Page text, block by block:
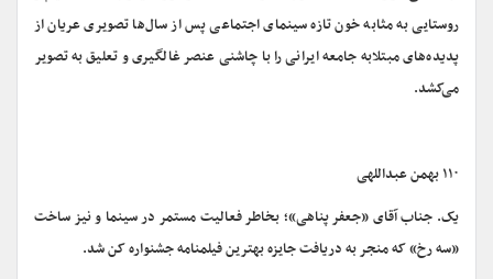
روستایی به مثابه خون تازه سینمای اجتماعی پس از سال‌ها تصویری عریان از
پدیده‌های مبتلابه جامعه ایرانی را با چاشنی عنصر غالگیری و تعلیق به تصویر
می‌کشد.
۱۱۰ بهمن عبداللهی
یک. جناب آقای «جعفر پناهی»؛ بخاطر فعالیت مستمر در سینما و نیز ساخت
«سه رخ» که منجر به دریافت جایزه بهترین فیلمنامه جشنواره کن شد.